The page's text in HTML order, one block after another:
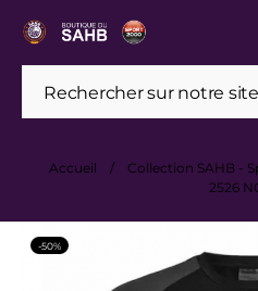
Accueil Collection SAHB -
2526
-50%